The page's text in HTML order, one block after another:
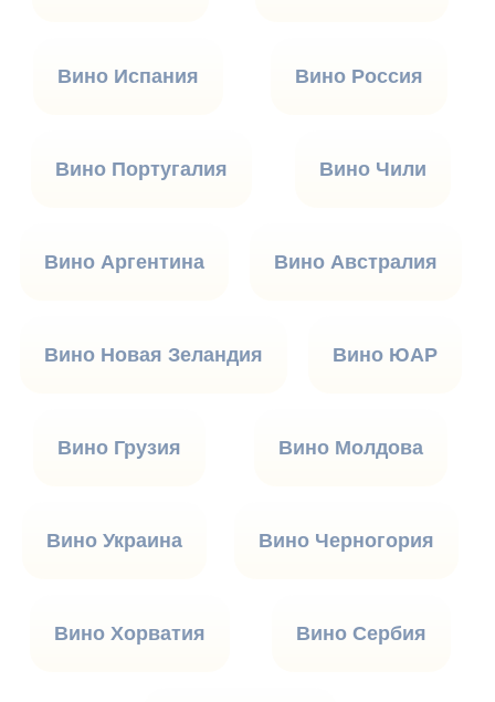
Вино Испания Вино Россия
Вино Португалия Вино Чили
Вино Аргентина Вино Австралия
Вино Новая Зеландия Вино ЮАР
Вино Грузия Вино Молдова
Вино Украина Вино Черногория
Вино Хорватия Вино Сербия